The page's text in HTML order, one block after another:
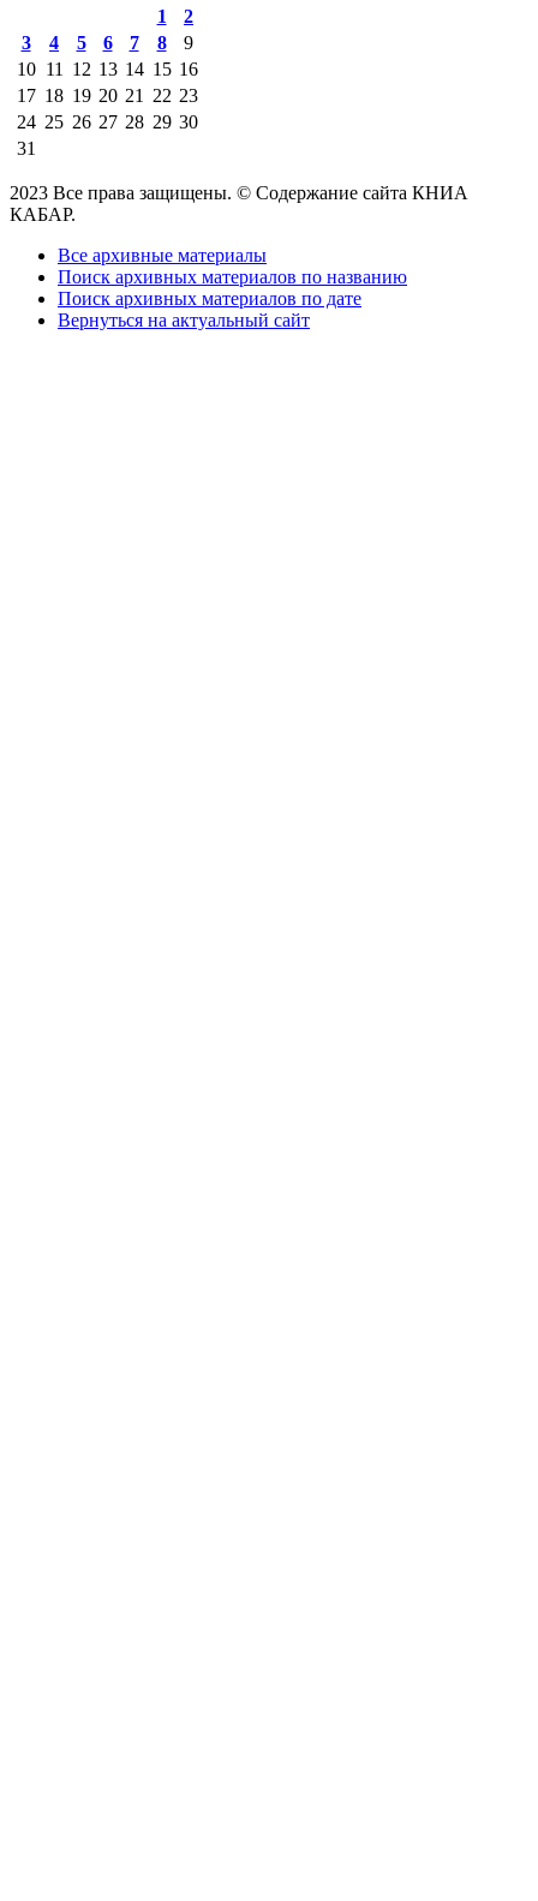
1
2
3
4 5 6 7 8
9
10 11 12 13 14 15 16
17 18 19 20 21 22 23
24 25 26 27 28 29 30
31
2023 Все права защищены. © Содержание сайта КНИА
КАБАР.
Все архивные материалы
Поиск архивных материалов по названию
Поиск архивных материалов по дате
Вернуться на актуальный сайт